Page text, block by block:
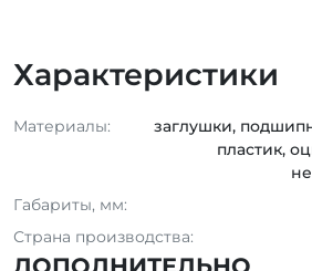
Характеристики
Материалы:
заглушки,
пластик,
Габариты, мм:
Страна производства: